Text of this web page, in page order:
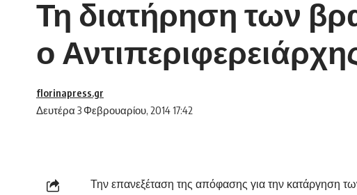
Τη διατήρηση των
ο
Δευτέρα 3 Φεβρουαρίου, 2014 17:42
florinapress.gr
Την επανεξέταση της απόφασης για την κατάργηση